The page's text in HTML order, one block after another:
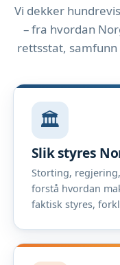
Vi dekker
– fra hvordan
rettsstat, samfunn
🏛️
Slik styres
Storting,
forstå hvordan
faktisk styres,